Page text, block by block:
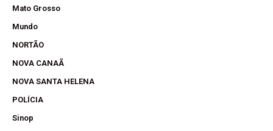
Mato Grosso
Mundo
NORTÃO
NOVA CANAÃ
NOVA SANTA HELENA
POLÍCIA
Sinop